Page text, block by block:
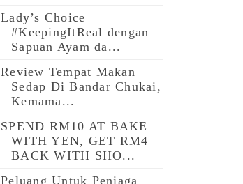
Lady’s Choice
#KeepingItReal dengan
Sapuan Ayam da...
Review Tempat Makan
Sedap Di Bandar Chukai,
Kemama...
SPEND RM10 AT BAKE
WITH YEN, GET RM4
BACK WITH SHO...
Peluang Untuk Peniaga